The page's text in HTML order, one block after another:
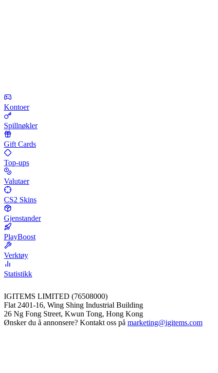
Kontoer
Spillnøkler
Gift Cards
Top-ups
Valutaer
CS2 Skins
Gjenstander
PlayBoost
Verktøy
Statistikk
IGITEMS LIMITED (76508000)
Flat 2401-16, Wing Shing Industrial Building
26 Ng Fong Street, Kwun Tong, Hong Kong
Ønsker du å annonsere? Kontakt oss på marketing@igitems.com